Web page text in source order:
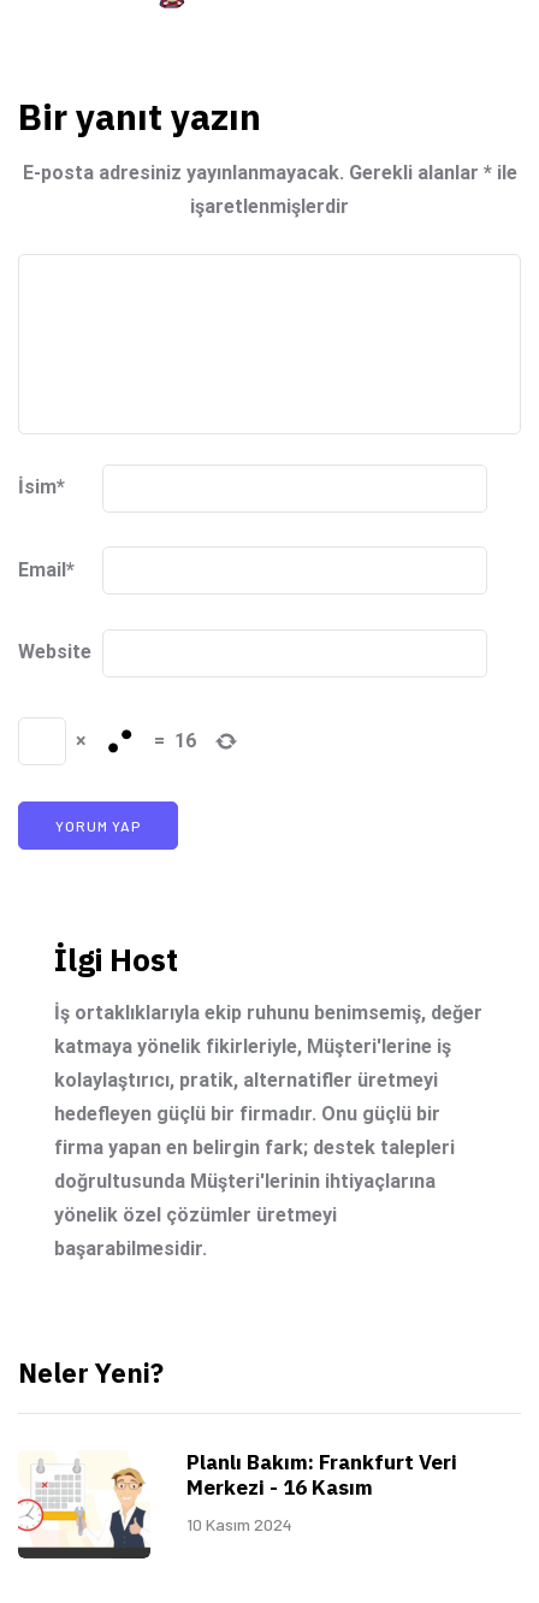
Bir yanıt yazın
E-posta adresiniz yayınlanmayacak. Gerekli alanlar *ile
işaretlenmişlerdir
İsim*
Email*
Website
× = 16
İlgi Host
İş ortaklıklarıyla ekip ruhunu benimsemiş, değer
katmaya yönelik fikirleriyle, Müşteri'lerine iş
kolaylaştırıcı, pratik, alternatifler üretmeyi
hedefleyen güçlü bir firmadır. Onu güçlü bir
firma yapan en belirgin fark; destek talepleri
doğrultusunda Müşteri'lerinin ihtiyaçlarına
yönelik özel çözümler üretmeyi
başarabilmesidir.
Neler Yeni?
Planlı Bakım: Frankfurt Veri
Merkezi - 16 Kasım
10 Kasım 2024